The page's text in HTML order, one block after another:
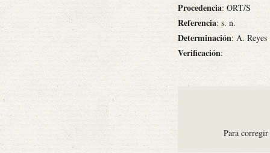
Procedencia: ORT/S
Referencia: s. n.
Determinación: A. Reyes
Verificación:
Para